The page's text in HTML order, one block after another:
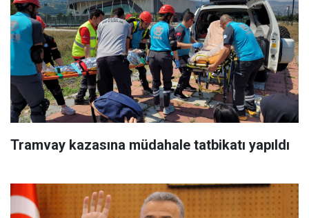
Tramvay kazasına müdahale tatbikatı yapıldı